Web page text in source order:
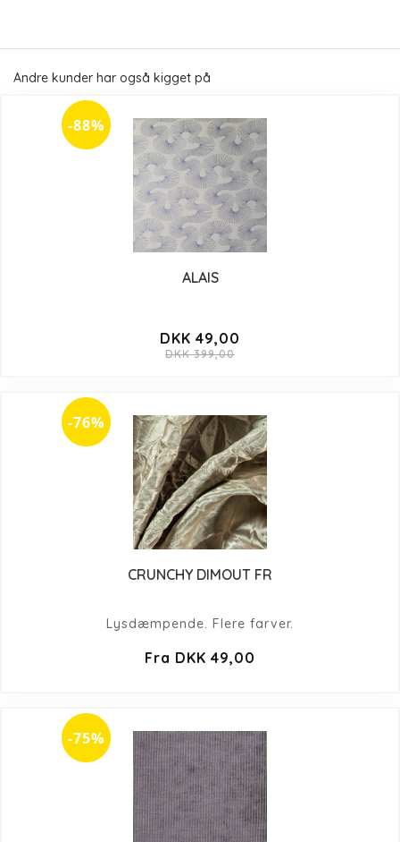
Andre kunder har også kigget på
-88%
ALAIS
DKK 49,00
DKK 399,00
-76%
CRUNCHY DIMOUT FR
Lysdæmpende. Flere farver.
Fra DKK 49,00
-75%